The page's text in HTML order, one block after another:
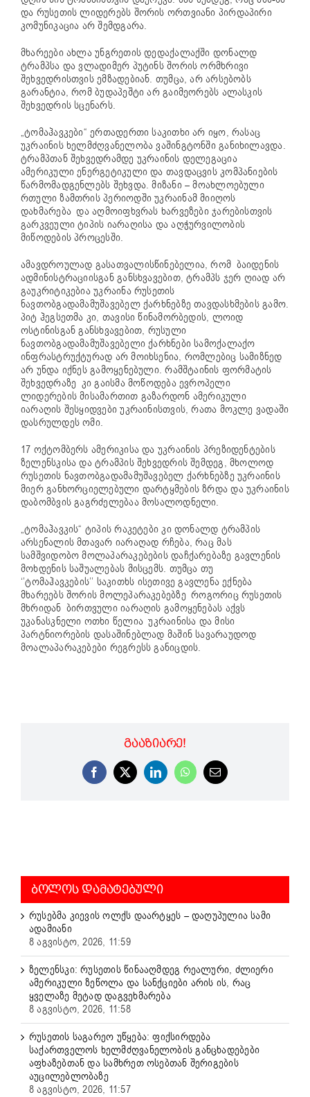
და რუსეთის ლიდერებს შორის ორთვიანი პირდაპირი
კომუნიკაცია არ შემდგარა.
მხარეები ახლა უნგრეთის დედაქალაქში დონალდ
ტრამპსა და ვლადიმერ პუტინს შორის ორმხრივი
შეხვედრისთვის ემზადებიან. თუმცა, არ არსებობს
გარანტია, რომ ბუდაპეშტი არ გაიმეორებს ალასკის
შეხვედრის სცენარს.
„ტომაჰავკები“ ერთადერთი საკითხი არ იყო, რასაც
უკრაინის ხელმძღვანელობა ვაშინგტონში განიხილავდა.
ტრამპთან შეხვედრამდე უკრაინის დელეგაცია
ამერიკული ენერგეტიკული და თავდაცვის კომპანიების
წარმომადგენლებს შეხვდა. მიზანი – მოახლოებული
რთული ზამთრის პერიოდში უკრაინამ მიიღოს
დახმარება და აღმოიფხვრას ხარვეზები ჯარებისთვის
გარკვეული ტიპის იარაღისა და აღჭურვილობის
მიწოდების პროცესში.
ამავდროულად გასათვალისწინებელია, რომ ბაიდენის
ადმინისტრაციისგან განსხვავებით, ტრამპს ჯერ ღიად არ
გაუკრიტიკებია უკრაინა რუსეთის
ნავთობგადამამუშავებელ ქარხნებზე თავდასხმების გამო.
პიტ ჰეგსეთმა კი, თავისი წინამორბედის, ლოიდ
ოსტინისგან განსხვავებით, რუსული
ნავთობგადამამუშავებელი ქარხნები სამოქალაქო
ინფრასტრუქტურად არ მოიხსენია, რომლებიც სამიზნედ
არ უნდა იქნეს გამოყენებული. რამშტაინის ფორმატის
შეხვედრაზე კი გაისმა მოწოდება ევროპელი
ლიდერების მისამართით გაზარდონ ამერიკული
იარაღის შესყიდვები უკრაინისთვის, რათა მოკლე ვადაში
დასრულდეს ომი.
17 ოქტომბერს ამერიკისა და უკრაინის პრეზიდენტების
ზელენსკისა და ტრამპის შეხვედრის შემდეგ, მხოლოდ
რუსეთის ნავთობგადამამუშავებელ ქარხნებზე უკრაინის
მიერ განხორციელებული დარტყმების ზრდა და უკრაინის
დაბომბვის გაგრძელებაა მოსალოდნელი.
„ტომაჰავკის“ ტიპის რაკეტები კი დონალდ ტრამპის
არსენალის მთავარ იარაღად რჩება, რაც მას
სამშვიდობო მოლაპარაკებების დაჩქარებაზე გავლენის
მოხდენის საშუალებას მისცემს. თუმცა თუ
‘’ტომაჰავკების’’ საკითხს ისეთივე გავლენა ექნება
მხარეებს შორის მოლეპარაკებებზე როგორიც რუსეთის
მხრიდან ბირთვული იარაღის გამოყენებას აქვს
უკანასკნელი ოთხი წელია უკრაინისა და მისი
პარტნიორების დასაშინებლად მაშინ სავარაუდოდ
მოალაპარაკებები რეგრესს განიცდის.
ᲒᲐᲐᲖᲘᲐᲠᲔ!
Facebook
X LinkedInWhatsApp
Email
ᲑᲝᲚᲝᲡ ᲓᲐᲛᲐᲢᲔᲑᲣᲚᲘ
რუსებმა კიევის ოლქს დაარტყეს – დაღუპულია სამი
ადამიანი
8 აგვისტო, 2026, 11:59
ზელენსკი: რუსეთის წინააღმდეგ რეალური, ძლიერი
ამერიკული ზეწოლა და სანქციები არის ის, რაც
ყველაზე მეტად დაგვეხმარება
8 აგვისტო, 2026, 11:58
რუსეთის საგარეო უწყება: ფიქსირდება
საქართველოს ხელმძღვანელობის განცხადებები
აფხაზებთან და სამხრეთ ოსებთან შერიგების
აუცილებლობაზე
8 აგვისტო, 2026, 11:57